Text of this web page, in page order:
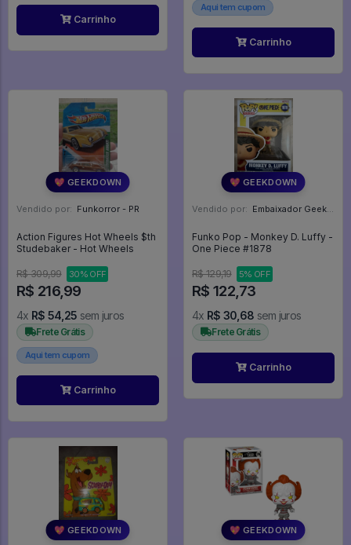
Carrinho
Aqui tem cupom
Carrinho
💖 GEEKDOWN
Vendido por: Funkorror - PR
Action Figures Hot Wheels $th
Studebaker - Hot Wheels
R$ 309,99 30% OFF
R$ 216,99
4x R$ 54,25 sem juros
Frete Grátis
Aqui tem cupom
Carrinho
💖 GEEKDOWN
Vendido por: Embaixador Geek - SP
Funko Pop - Monkey D. Luffy -
One Piece #1878
R$ 129,19 5% OFF
R$ 122,73
4x R$ 30,68 sem juros
Frete Grátis
Carrinho
💖 GEEKDOWN 💖 GEEKDOWN